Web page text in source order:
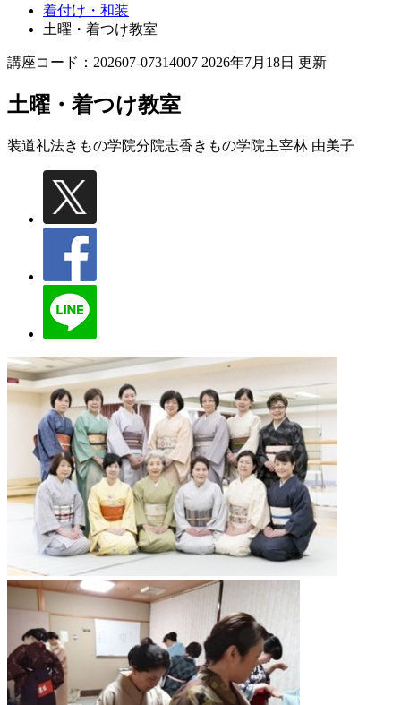
着付け・和装
土曜・着つけ教室
講座コード：202607-07314007 2026年7月18日 更新
土曜・着つけ教室
装道礼法きもの学院分院志香きもの学院主宰林 由美子